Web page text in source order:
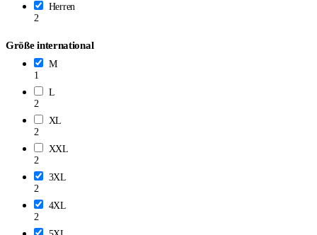
Herren
2
Größe international
M
1
L
2
XL
2
XXL
2
3XL
2
4XL
2